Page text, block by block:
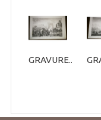
GRAVURE...